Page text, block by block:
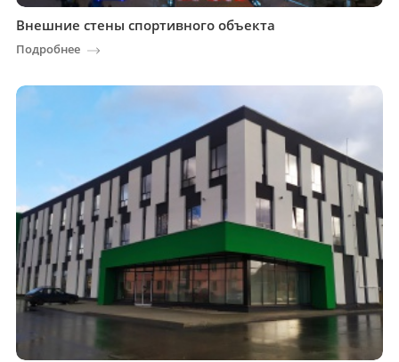
Внешние стены спортивного объекта
Подробнее